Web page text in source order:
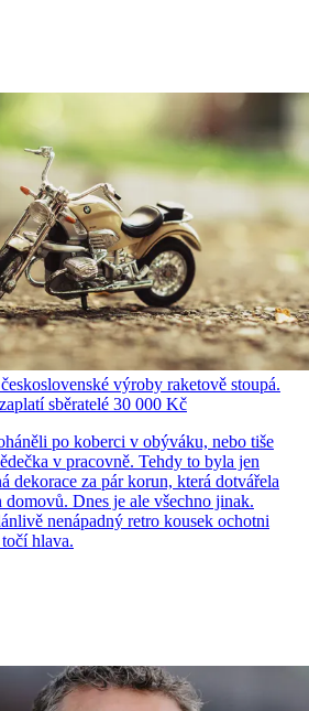
výroby raketově stoupá.
sběratelé 30 000 Kč
po koberci v obýváku, nebo tiše
v pracovně. Tehdy to byla jen
dekorace za pár korun, která dotvářela
Dnes je ale všechno jinak.
nenápadný retro kousek ochotni
hlava.